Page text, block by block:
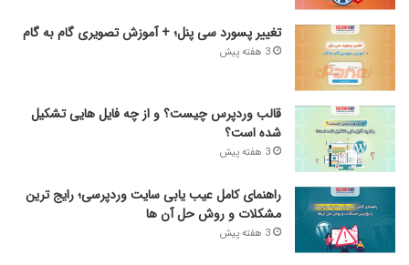
تغییر پسورد سی پنل؛ + آموزش تصویری گام به گام
3 هفته پیش
قالب وردپرس چیست؟ و از چه فایل­ هایی تشکیل
شده است؟
3 هفته پیش
راهنمای کامل عیب‌ یابی سایت وردپرسی؛ رایج‌ ترین
مشکلات و روش حل آن‌ ها
3 هفته پیش